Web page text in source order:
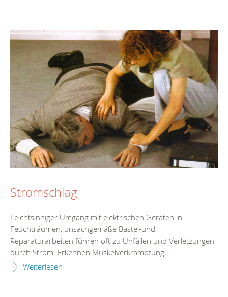
Stromschlag
Leichtsinniger Umgang mit elektrischen Geräten in
Feuchträumen, unsachgemäße Bastel-und
Reparaturarbeiten führen oft zu Unfällen und Verletzungen
durch Strom. Erkennen Muskelverkrampfung,...
Weiterlesen